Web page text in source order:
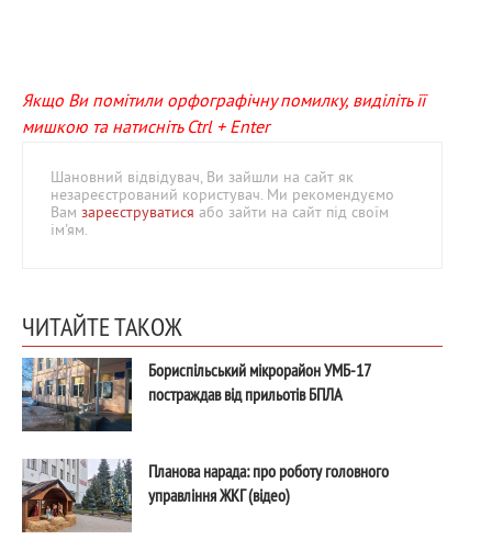
Якщо Ви помітили орфографічну помилку, виділіть її
мишкою та натисніть Ctrl + Enter
Шановний відвідувач, Ви зайшли на сайт як
незареєстрований користувач. Ми рекомендуємо
Вам зареєструватися або зайти на сайт під своїм
ім'ям.
ЧИТАЙТЕ ТАКОЖ
Бориспільський мікрорайон УМБ-17
постраждав від прильотів БПЛА
Планова нарада: про роботу головного
управління ЖКГ (відео)